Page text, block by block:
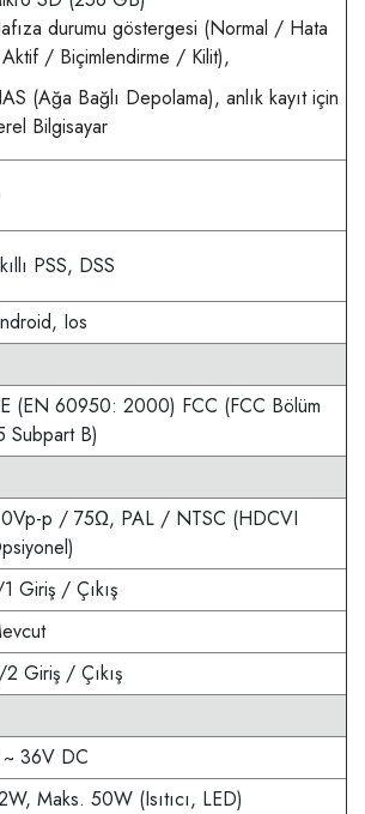
durumu göstergesi (Normal / Hata
/ Biçimlendirme / Kilit),
(Ağa Bağlı Depolama), anlık kayıt için
Bilgisayar
PSS, DSS
Ios
(EN 60950: 2000) FCC (FCC Bölüm
Subpart B)
p / 75Ω, PAL / NTSC (HDCVI
Giriş / Çıkış
Giriş / Çıkış
36V DC
Maks. 50W (Isıtıcı, LED)